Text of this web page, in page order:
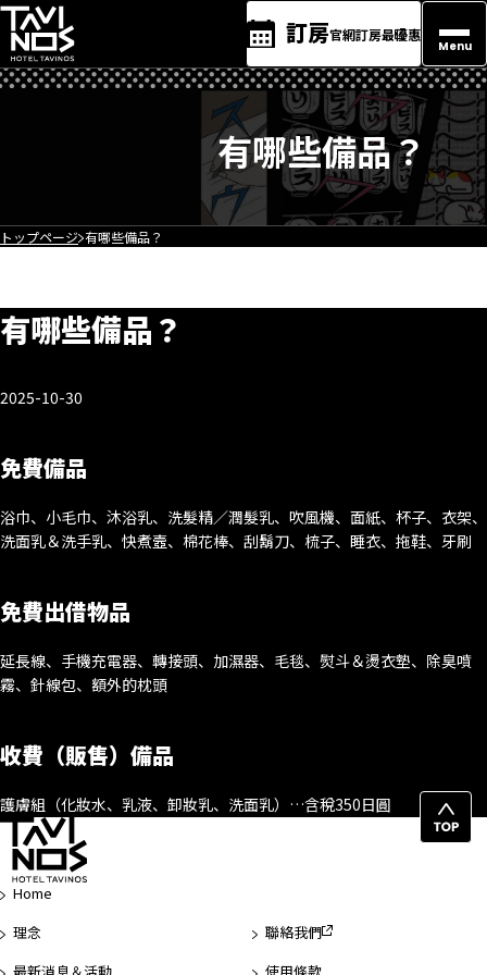
訂房官網訂房最優惠
Menu
有哪些備品？
トップページ 有哪些備品？
有哪些備品？
2025-10-30
免費備品
浴巾、小毛巾、沐浴乳、洗髮精／潤髮乳、吹風機、面紙、杯子、衣架、
洗面乳＆洗手乳、快煮壼、棉花棒、刮鬍刀、梳子、睡衣、拖鞋、牙刷
免費出借物品
延長線、手機充電器、轉接頭、加濕器、毛毯、熨斗＆燙衣墊、除臭噴
霧、針線包、額外的枕頭
收費（販售）備品
護膚組（化妝水、乳液、卸妝乳、洗面乳）…含稅350日圓
回
Home
理念
聯絡我們